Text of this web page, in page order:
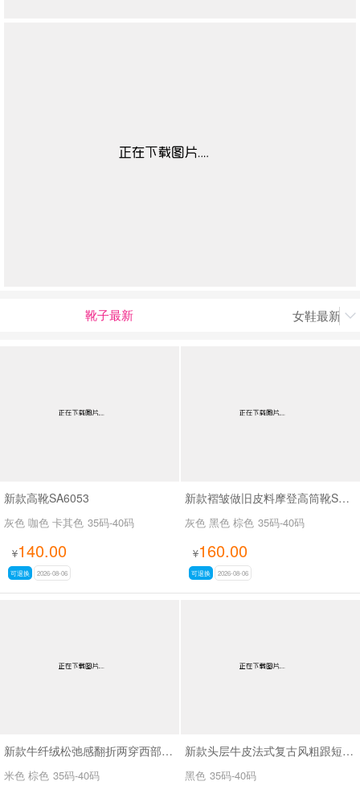
靴子最新 女鞋最新上

新款高靴SA6053
灰色 咖色 卡其色 35码-40码
¥140.00
可退换 2026-08-06
新款褶皱做旧皮料摩登高筒靴SA3061
灰色 黑色 棕色 35码-40码
¥160.00
可退换 2026-08-06
新款牛纤绒松弛感翻折两穿西部牛仔靴长靴SA26609
米色 棕色 35码-40码
新款头层牛皮法式复古风粗跟短靴女百搭款休闲女靴SA2678
黑色 35码-40码